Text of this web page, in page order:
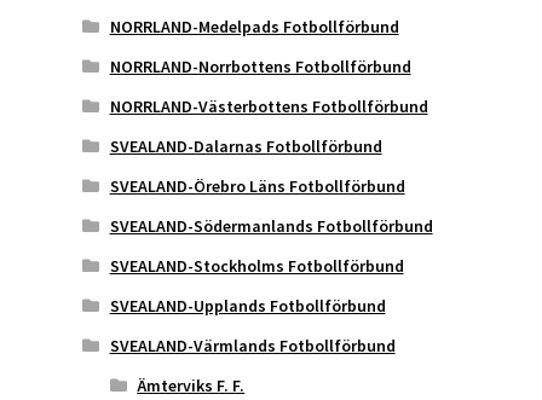
NORRLAND-Medelpads Fotbollförbund
NORRLAND-Norrbottens Fotbollförbund
NORRLAND-Västerbottens Fotbollförbund
SVEALAND-Dalarnas Fotbollförbund
SVEALAND-Örebro Läns Fotbollförbund
SVEALAND-Södermanlands Fotbollförbund
SVEALAND-Stockholms Fotbollförbund
SVEALAND-Upplands Fotbollförbund
SVEALAND-Värmlands Fotbollförbund
Ämterviks F. F.